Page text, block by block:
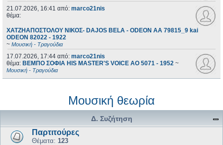
21.07.2026, 16:41 από: marco21nis
θέμα:
ΧΑΤΖΗΑΠΟΣΤΟΛΟΥ ΝΙΚΟΣ- DAJOS BELA - ODEON AA 79815_9 kai
ODEON 82022 - 1922
~ Μουσική - Τραγούδια
17.07.2026, 17:44 από: marco21nis
θέμα: ΒΕΜΠΟ ΣΟΦΙΑ HIS MASTER'S VOICE AO 5071 - 1952 ~
Μουσική - Τραγούδια
Μουσική θεωρία
Δ. Συζήτηση
Παρτιτούρες
Θέματα: 123